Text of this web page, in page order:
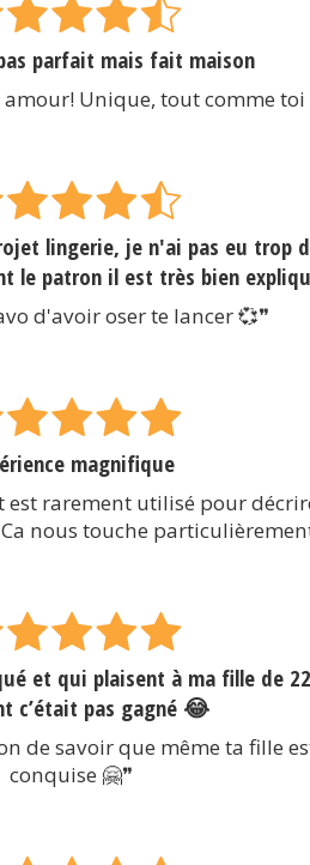
parfait mais fait maison
amour! Unique, tout comme toi
lingerie, je n'ai pas eu trop
le patron il est très bien
d'avoir oser te lancer 💞❞
magnifique
est rarement utilisé pour
nous touche
et qui plaisent à ma fille de
c’était pas gagné 😂
de savoir que même ta fille
conquise 🤗❞